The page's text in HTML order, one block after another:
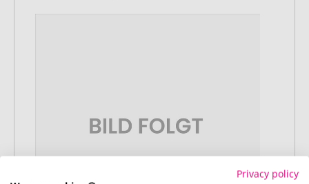
Privacy policy